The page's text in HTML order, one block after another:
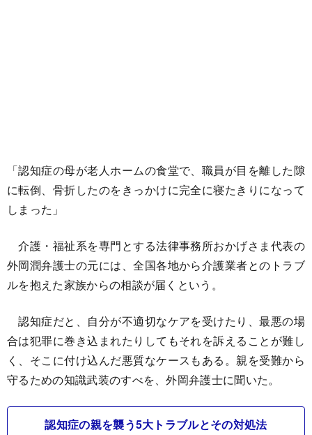
「認知症の母が老人ホームの食堂で、職員が目を離した隙
に転倒、骨折したのをきっかけに完全に寝たきりになって
しまった」
介護・福祉系を専門とする法律事務所おかげさま代表の
外岡潤弁護士の元には、全国各地から介護業者とのトラブ
ルを抱えた家族からの相談が届くという。
認知症だと、自分が不適切なケアを受けたり、最悪の場
合は犯罪に巻き込まれたりしてもそれを訴えることが難し
く、そこに付け込んだ悪質なケースもある。親を受難から
守るための知識武装のすべを、外岡弁護士に聞いた。
認知症の親を襲う5大トラブルとその対処法